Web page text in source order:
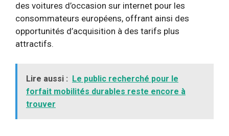
des voitures d’occasion sur internet pour les
consommateurs européens, offrant ainsi des
opportunités d’acquisition à des tarifs plus
attractifs.
Lire aussi : Le public recherché pour le
forfait mobilités durables reste encore à
trouver